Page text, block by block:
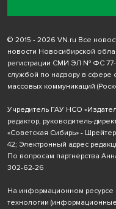
© 2015 - 2026 VN.ru Все
новости Новосибирской
регистрации СМИ ЭЛ № ФС
службой по надзору в сфере
массовых коммуникаций
Учредитель ГАУ НСО
редактор, руководитель-
«Советская Сибирь» -
42; Электронный адрес
По вопросам партнерства
302-62-26
На информационном
технологии